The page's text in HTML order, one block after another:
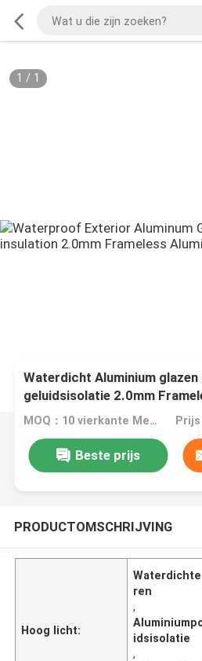
1 / 1
Waterdicht Aluminium glazen
geluidsisolatie 2.0mm
deuren
MOQ：10 vierkante Meters
Beste prijs
PRODUCTOMSCHRIJVING
Hoog licht:
ren
,
idsisolatie
,